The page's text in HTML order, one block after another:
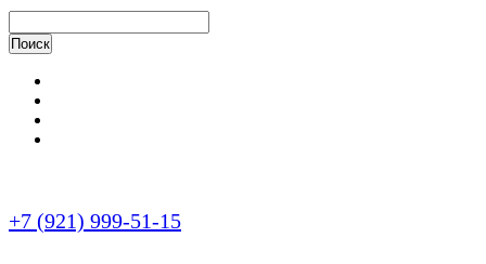
+7 (921) 999-51-15